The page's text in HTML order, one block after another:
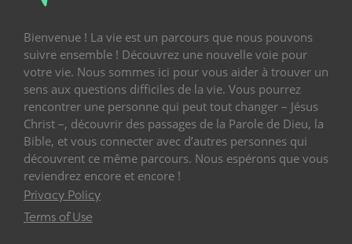
Bienvenue ! La vie est un parcours que nous pouvons
suivre ensemble ! Découvrez une nouvelle voie pour
votre vie. Nous sommes ici pour vous aider à trouver un
sens aux questions difficiles de la vie. Vous pourrez
rencontrer une personne qui peut tout changer – Jésus
Christ –, découvrir des passages de la Parole de Dieu, la
Bible, et vous connecter avec d’autres personnes qui
découvrent ce même parcours. Nous espérons que vous
reviendrez encore et encore !
Privacy Policy
Terms of Use